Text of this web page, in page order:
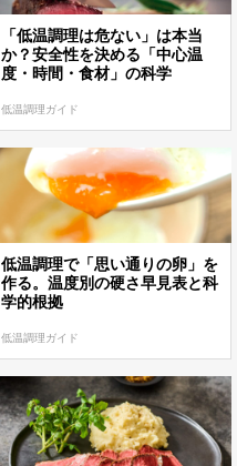
「低温調理は危ない」は本当
か？安全性を決める「中心温
度・時間・食材」の科学
低温調理ガイド
低温調理で「思い通りの卵」を
作る。温度別の硬さ早見表と科
学的根拠
低温調理ガイド